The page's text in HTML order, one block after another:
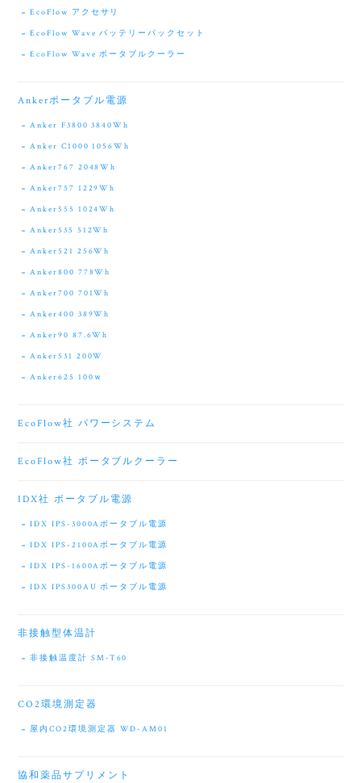
EcoFlow アクセサリ
EcoFlow Wave バッテリーパックセット
EcoFlow Wave ポータブルクーラー
Ankerポータブル電源
Anker F3800 3840Wh
Anker C1000 1056Wh
Anker767 2048Wh
Anker757 1229Wh
Anker555 1024Wh
Anker535 512Wh
Anker521 256Wh
Anker800 778Wh
Anker700 701Wh
Anker400 389Wh
Anker90 87.6Wh
Anker531 200W
Anker625 100ｗ
EcoFlow社 パワーシステム
EcoFlow社 ポータブルクーラー
IDX社 ポータブル電源
IDX IPS-3000Aポータブル電源
IDX IPS-2100Aポータブル電源
IDX IPS-1600Aポータブル電源
IDX IPS300AU ポータブル電源
非接触型体温計
非接触温度計 SM-T60
CO2環境測定器
屋内CO2環境測定器 WD-AM01
協和薬品サプリメント